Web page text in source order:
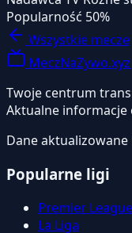
Popularność 50%
Wszystkie mecze
MeczNaZywo.xyz
Twoje centrum
Aktualne informacje
Dane
Popularne ligi
Premier League
La Liga